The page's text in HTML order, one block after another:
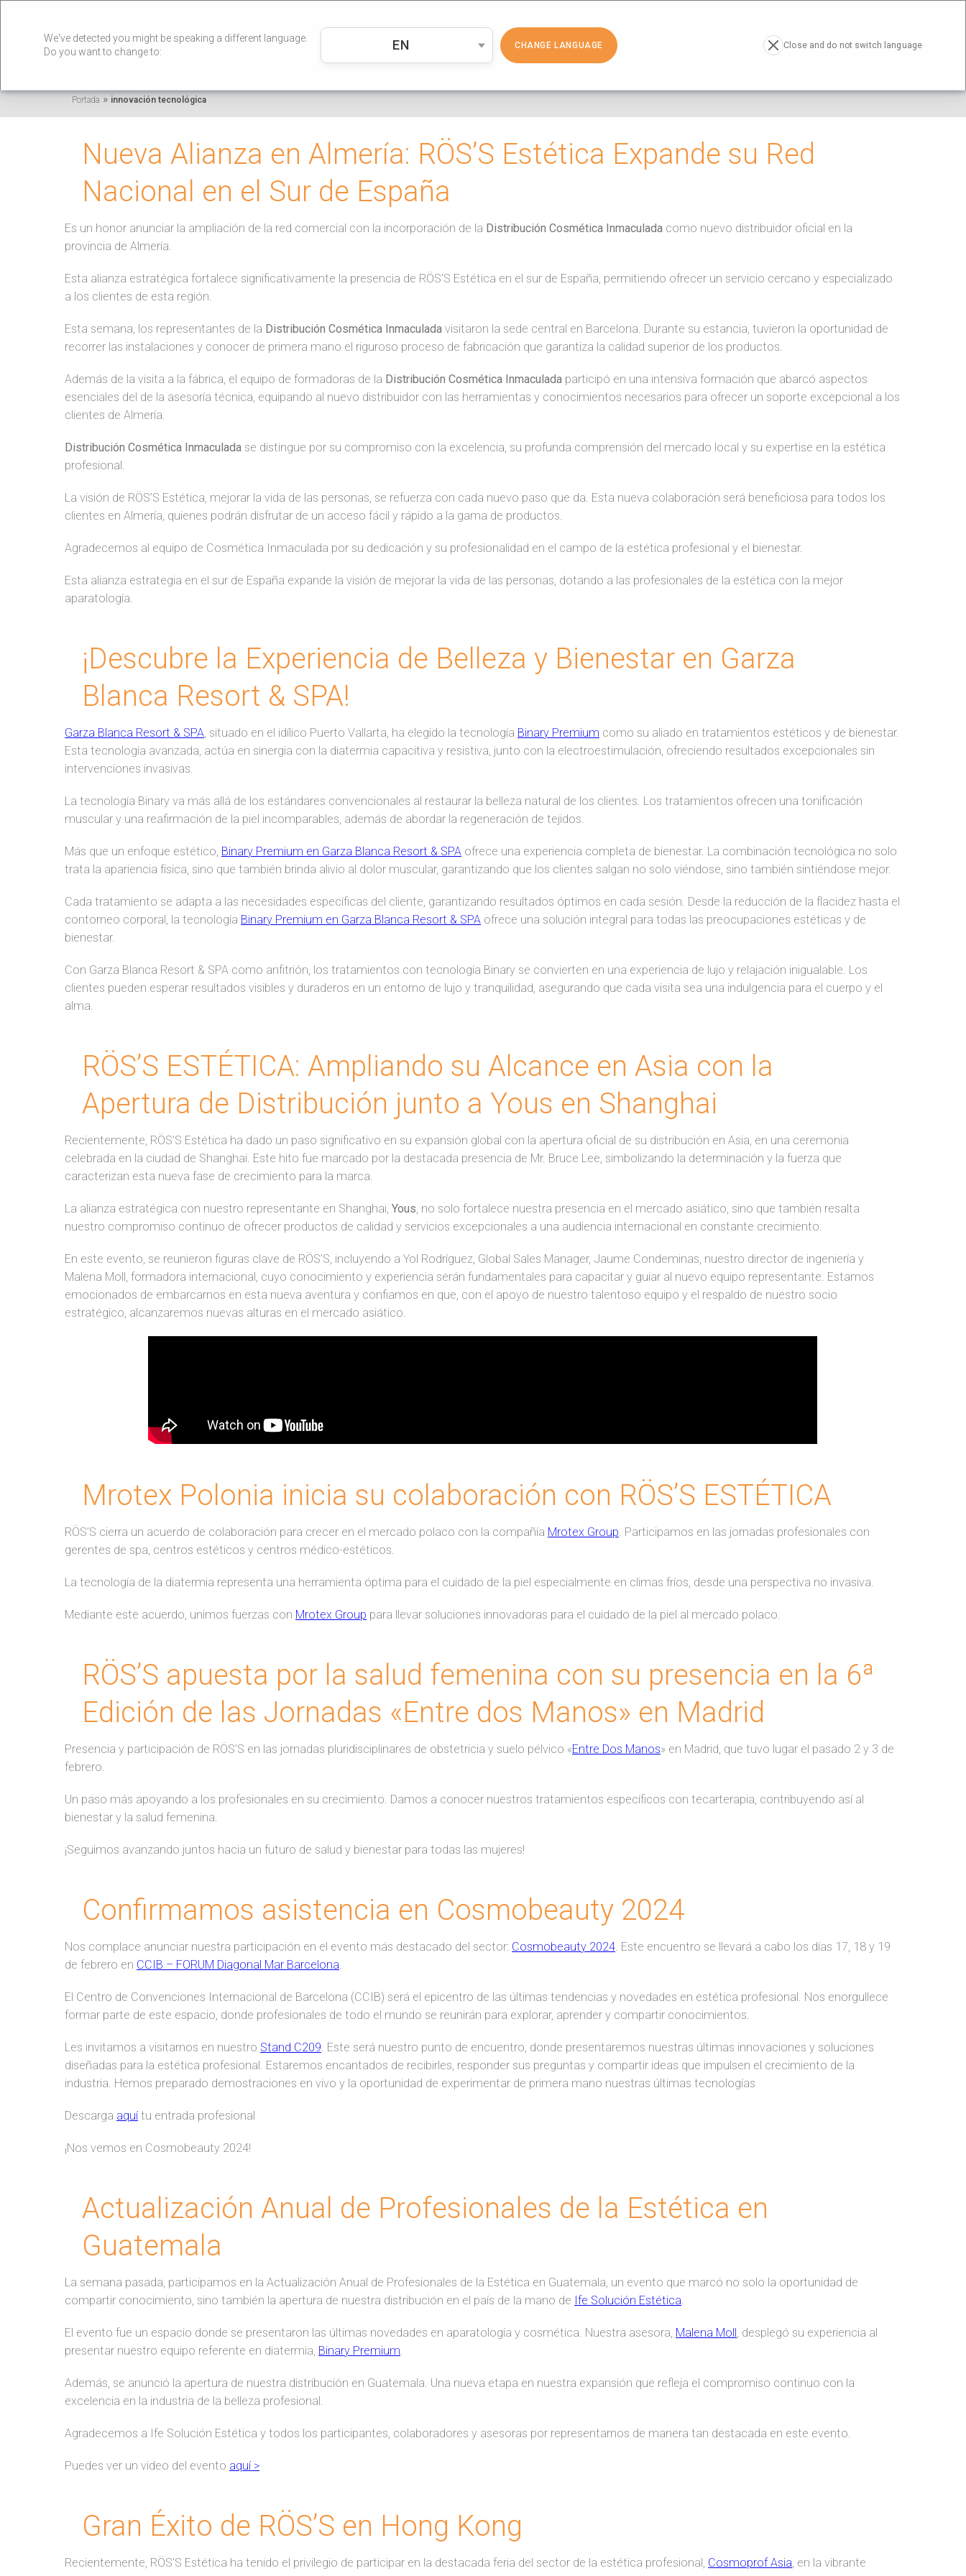
We've detected you might be speaking a different language.
Do you want to change to:
EN CHANGE LANGUAGE Close and do not switch language
COSMÉTICA CONTACTO
Portada»innovación tecnológica
Nueva Alianza en Almería: RÖS’S Estética Expande su Red
Nacional en el Sur de España
Es un honor anunciar la ampliación de la red comercial con la incorporación de la Distribución Cosmética Inmaculada como nuevo distribuidor oficial en la
provincia de Almería.
Esta alianza estratégica fortalece significativamente la presencia de RÖS’S Estética en el sur de España, permitiendo ofrecer un servicio cercano y especializado
a los clientes de esta región.
Esta semana, los representantes de la Distribución Cosmética Inmaculada visitaron la sede central en Barcelona. Durante su estancia, tuvieron la oportunidad de
recorrer las instalaciones y conocer de primera mano el riguroso proceso de fabricación que garantiza la calidad superior de los productos.
Además de la visita a la fábrica, el equipo de formadoras de la Distribución Cosmética Inmaculada participó en una intensiva formación que abarcó aspectos
esenciales del de la asesoría técnica, equipando al nuevo distribuidor con las herramientas y conocimientos necesarios para ofrecer un soporte excepcional a los
clientes de Almería.
Distribución Cosmética Inmaculada se distingue por su compromiso con la excelencia, su profunda comprensión del mercado local y su expertise en la estética
profesional.
La visión de RÖS’S Estética, mejorar la vida de las personas, se refuerza con cada nuevo paso que da. Esta nueva colaboración será beneficiosa para todos los
clientes en Almería, quienes podrán disfrutar de un acceso fácil y rápido a la gama de productos.
Agradecemos al equipo de Cosmética Inmaculada por su dedicación y su profesionalidad en el campo de la estética profesional y el bienestar.
Esta alianza estrategia en el sur de España expande la visión de mejorar la vida de las personas, dotando a las profesionales de la estética con la mejor
aparatología.
¡Descubre la Experiencia de Belleza y Bienestar en Garza
Blanca Resort & SPA!
Garza Blanca Resort & SPA, situado en el idílico Puerto Vallarta, ha elegido la tecnología Binary Premium como su aliado en tratamientos estéticos y de bienestar.
Esta tecnología avanzada, actúa en sinergia con la diatermia capacitiva y resistiva, junto con la electroestimulación, ofreciendo resultados excepcionales sin
intervenciones invasivas.
La tecnología Binary va más allá de los estándares convencionales al restaurar la belleza natural de los clientes. Los tratamientos ofrecen una tonificación
muscular y una reafirmación de la piel incomparables, además de abordar la regeneración de tejidos.
Más que un enfoque estético, Binary Premium en Garza Blanca Resort & SPA ofrece una experiencia completa de bienestar. La combinación tecnológica no solo
trata la apariencia física, sino que también brinda alivio al dolor muscular, garantizando que los clientes salgan no solo viéndose, sino también sintiéndose mejor.
Cada tratamiento se adapta a las necesidades específicas del cliente, garantizando resultados óptimos en cada sesión. Desde la reducción de la flacidez hasta el
contorneo corporal, la tecnología Binary Premium en Garza Blanca Resort & SPA ofrece una solución integral para todas las preocupaciones estéticas y de
bienestar.
Con Garza Blanca Resort & SPA como anfitrión, los tratamientos con tecnología Binary se convierten en una experiencia de lujo y relajación inigualable. Los
clientes pueden esperar resultados visibles y duraderos en un entorno de lujo y tranquilidad, asegurando que cada visita sea una indulgencia para el cuerpo y el
alma.
RÖS’S ESTÉTICA: Ampliando su Alcance en Asia con la
Apertura de Distribución junto a Yous en Shanghai
Recientemente, RÖS’S Estética ha dado un paso significativo en su expansión global con la apertura oficial de su distribución en Asia, en una ceremonia
celebrada en la ciudad de Shanghai. Este hito fue marcado por la destacada presencia de Mr. Bruce Lee, simbolizando la determinación y la fuerza que
caracterizan esta nueva fase de crecimiento para la marca.
La alianza estratégica con nuestro representante en Shanghai, Yous, no solo fortalece nuestra presencia en el mercado asiático, sino que también resalta
nuestro compromiso continuo de ofrecer productos de calidad y servicios excepcionales a una audiencia internacional en constante crecimiento.
En este evento, se reunieron figuras clave de RÖS’S, incluyendo a Yol Rodríguez, Global Sales Manager, Jaume Condeminas, nuestro director de ingeniería y
Malena Moll, formadora internacional, cuyo conocimiento y experiencia serán fundamentales para capacitar y guiar al nuevo equipo representante. Estamos
emocionados de embarcarnos en esta nueva aventura y confiamos en que, con el apoyo de nuestro talentoso equipo y el respaldo de nuestro socio
estratégico, alcanzaremos nuevas alturas en el mercado asiático.
Mrotex Polonia inicia su colaboración con RÖS’S ESTÉTICA
RÖS’S cierra un acuerdo de colaboración para crecer en el mercado polaco con la compañía Mrotex Group. Participamos en las jornadas profesionales con
gerentes de spa, centros estéticos y centros médico-estéticos.
La tecnología de la diatermia representa una herramienta óptima para el cuidado de la piel especialmente en climas fríos, desde una perspectiva no invasiva.
Mediante este acuerdo, unimos fuerzas con Mrotex Group para llevar soluciones innovadoras para el cuidado de la piel al mercado polaco.
RÖS’S apuesta por la salud femenina con su presencia en la 6ª
Edición de las Jornadas «Entre dos Manos» en Madrid
Presencia y participación de RÖS’S en las jornadas pluridisciplinares de obstetricia y suelo pélvico «Entre Dos Manos» en Madrid, que tuvo lugar el pasado 2 y 3 de
febrero.
Un paso más apoyando a los profesionales en su crecimiento. Damos a conocer nuestros tratamientos específicos con tecarterapia, contribuyendo así al
bienestar y la salud femenina.
¡Seguimos avanzando juntos hacia un futuro de salud y bienestar para todas las mujeres!
Confirmamos asistencia en Cosmobeauty 2024
Nos complace anunciar nuestra participación en el evento más destacado del sector: Cosmobeauty 2024. Este encuentro se llevará a cabo los días 17, 18 y 19
de febrero en CCIB – FORUM Diagonal Mar Barcelona.
El Centro de Convenciones Internacional de Barcelona (CCIB) será el epicentro de las últimas tendencias y novedades en estética profesional. Nos enorgullece
formar parte de este espacio, donde profesionales de todo el mundo se reunirán para explorar, aprender y compartir conocimientos.
Les invitamos a visitarnos en nuestro Stand C209. Este será nuestro punto de encuentro, donde presentaremos nuestras últimas innovaciones y soluciones
diseñadas para la estética profesional. Estaremos encantados de recibirles, responder sus preguntas y compartir ideas que impulsen el crecimiento de la
industria. Hemos preparado demostraciones en vivo y la oportunidad de experimentar de primera mano nuestras últimas tecnologías
Descarga aquí tu entrada profesional
¡Nos vemos en Cosmobeauty 2024!
Actualización Anual de Profesionales de la Estética en
Guatemala
La semana pasada, participamos en la Actualización Anual de Profesionales de la Estética en Guatemala, un evento que marcó no solo la oportunidad de
compartir conocimiento, sino también la apertura de nuestra distribución en el país de la mano de Ife Solución Estética.
El evento fue un espacio donde se presentaron las últimas novedades en aparatología y cosmética. Nuestra asesora, Malena Moll, desplegó su experiencia al
presentar nuestro equipo referente en diatermia, Binary Premium.
Además, se anunció la apertura de nuestra distribución en Guatemala. Una nueva etapa en nuestra expansión que refleja el compromiso continuo con la
excelencia en la industria de la belleza profesional.
Agradecemos a Ife Solución Estética y todos los participantes, colaboradores y asesoras por representarnos de manera tan destacada en este evento.
Puedes ver un video del evento aquí >
Gran Éxito de RÖS’S en Hong Kong
Recientemente, RÖS’S Estética ha tenido el privilegio de participar en la destacada feria del sector de la estética profesional, Cosmoprof Asia, en la vibrante